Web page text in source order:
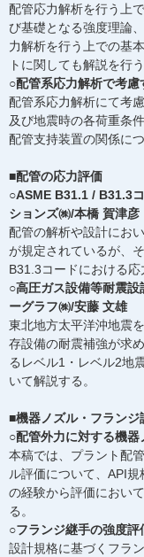
配管応力解析を行う上
び基礎となる強度理論
力解析を行う上での基
トに関しても解説を行う
○配管系応力解析で考
配管系応力解析にて考
及び地震時の各荷重条
配管支持装置の関係に
■配管の応力評価
○ASME B31.1 / B31.3
ションズ㈱/本橋 賀津彦
配管の解析や設計にお
が規定されているが、
B31.3コードにおける応
○高圧ガス設備等耐震
ーグラフ㈱/安藤 文雄
東北地方太平洋沖地震
存設備の耐震補強が求
るレベル1・レベル2地
いて解説する。
■機器ノズル・フランジ
○配管外力に対する機
本稿では、プラント配
ル評価について、API
の経験から評価におい
る。
○フランジ継手の強度
設計規格に基づくフラ